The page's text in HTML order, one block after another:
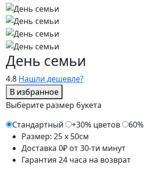
4.8 Нашли дешевле?
В избранное
День семьи
Выберите размер букета
Стандартный
+30% цветов
Размер: 25 x 50см
Доставка 0₽ от 30-ти минут
Гарантия 24 часа на возврат